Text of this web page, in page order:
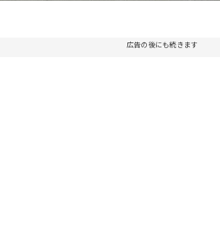
広告の後にも続きます